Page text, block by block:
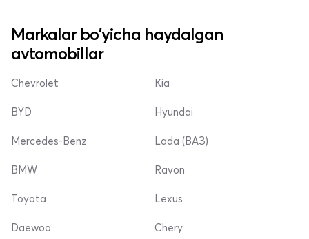
Markalar bo'yicha haydalgan
avtomobillar
Chevrolet
BYD
Mercedes-Benz
Kia
Hyundai
Lada (ВАЗ)
BMW
Toyota
Daewoo
Ravon
Lexus
Chery